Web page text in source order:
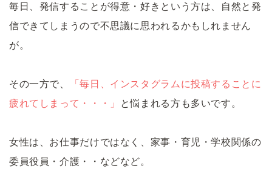
毎日、発信することが得意・好きという方は、自然と発
信できてしまうので不思議に思われるかもしれません
が。
その一方で、
「毎日、インスタグラムに投稿することに
疲れてしまって・・・」
と悩まれる方も多いです。
女性は、お仕事だけではなく、家事・育児・学校関係の
委員役員・介護・・などなど。